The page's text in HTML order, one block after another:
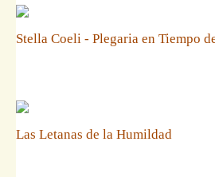
Stella Coeli - Plegaria en Tiempo
Las Letanas de la Humildad